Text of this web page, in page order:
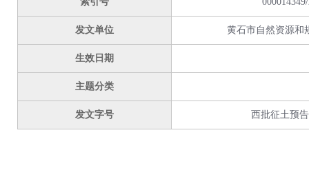
发文单位 黄石市自然资源和
生效日期
主题分类
发文字号 西批征土预